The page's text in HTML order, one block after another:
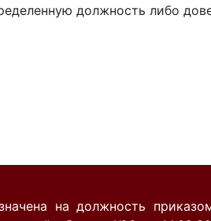
должность либо
на должность